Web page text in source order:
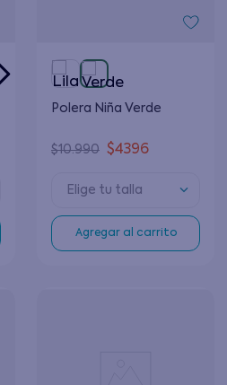
Polera Niña Verde
$10.990 $4396
Elige tu talla
Agregar al carrito